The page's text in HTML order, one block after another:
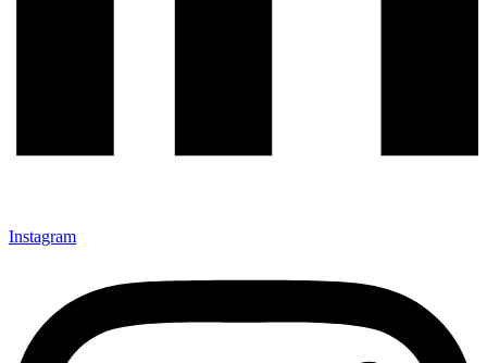
Instagram